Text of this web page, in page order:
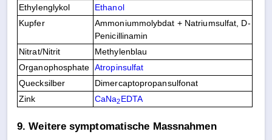
Ethylenglykol
Ethanol
Kupfer
Ammoniummolybdat + Natriumsulfat, D-
Penicillinamin
Nitrat/Nitrit
Methylenblau
Organophosphate Atropinsulfat
Quecksilber
Dimercaptopropansulfonat
Zink
CaNa2EDTA
9. Weitere symptomatische Massnahmen